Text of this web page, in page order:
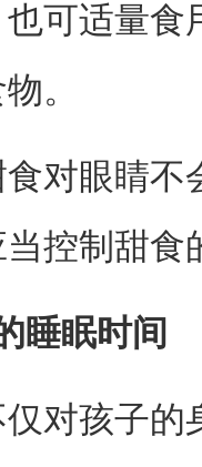
可适量
。
眼睛不
控制甜食
睡眠时间
孩子的